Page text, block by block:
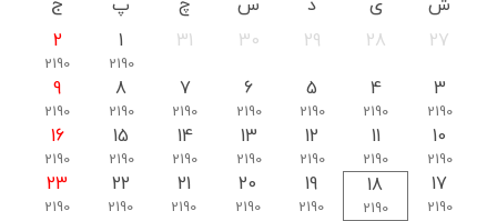
ش ی د س چ پ
ج
27
28
29
30
31
1
2190
2
2190
3
2190
4
2190
5
2190
6
2190
7
2190
8
2190
9
2190
10
2190
11
2190
12
2190
13
2190
14
2190
15
2190
16
2190
17
2190
18
2190
19
2190
20
2190
21
2190
22
2190
23
2190